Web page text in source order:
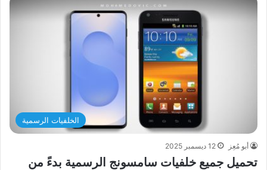
الخلفيات الرسمية
أبو مُعِز 12 ديسمبر 2025
تحميل جميع خلفيات سامسونج الرسمية بدءً من